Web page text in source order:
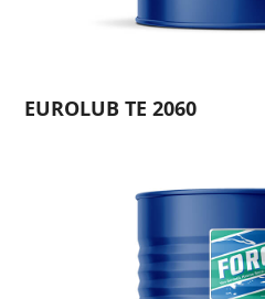
EUROLUB TE 2060